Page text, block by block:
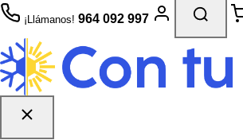
¡Llámanos! 964 092 997